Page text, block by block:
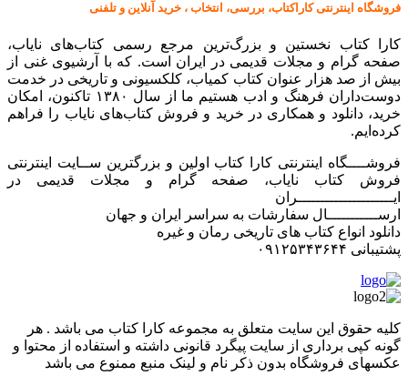
فروشگاه اینترنتی کاراکتاب، بررسی، انتخاب ، خرید آنلاین و تلفنی
کارا کتاب نخستین و بزرگ‌ترین مرجع رسمی کتاب‌های نایاب،
صفحه گرام و مجلات قدیمی در ایران است. که با آرشیوی غنی از
بیش از صد هزار عنوان کتاب کمیاب، کلکسیونی و تاریخی در خدمت
دوست‌داران فرهنگ و ادب هستیم ما از سال ۱۳۸۰ تاکنون، امکان
خرید، دانلود و همکاری در خرید و فروش کتاب‌های نایاب را فراهم
کرده‌ایم.
فروشــــگاه اینترنتی کارا کتاب اولین و بزرگترین ســایت اینترنتی
فروش کتاب نایاب، صفحه گرام و مجلات قدیمی در
ایـــــــــــــــــــــران
ارســـــــــــال سفارشات به سراسر ایران و جهان
دانلود انواع کتاب های تاریخی رمان و غیره
پشتیبانی ۰۹۱۲۵۳۴۳۶۴۴
کليه حقوق اين سايت متعلق به مجموعه کارا کتاب می باشد . هر
گونه کپی برداری از سایت پیگرد قانونی داشته و استفاده از محتوا و
عکسهای فروشگاه بدون ذکر نام و لینک منبع ممنوع می باشد